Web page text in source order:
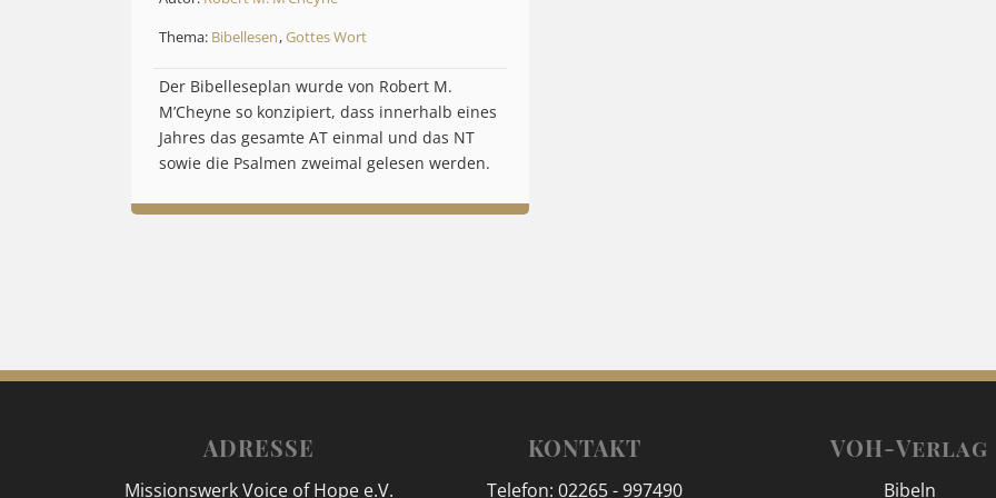
Thema: Bibellesen,Gottes Wort
Der Bibelleseplan wurde von Robert M.
M’Cheyne so konzipiert, dass innerhalb eines
Jahres das gesamte AT einmal und das NT
sowie die Psalmen zweimal gelesen werden.
ADRESSE
Missionswerk Voice of Hope e.V.
KONTAKT
Telefon: 02265 - 997490
VOH-Verlag
Bibeln